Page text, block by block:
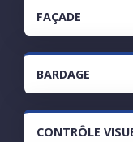
FAÇADE
BARDAGE
CONTRÔLE